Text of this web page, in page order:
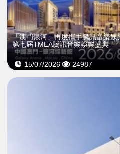
「澳門銀河」再度攜手騰訊音樂娛
第七屆TMEA騰訊音樂娛樂盛典
15/07/2026 24987